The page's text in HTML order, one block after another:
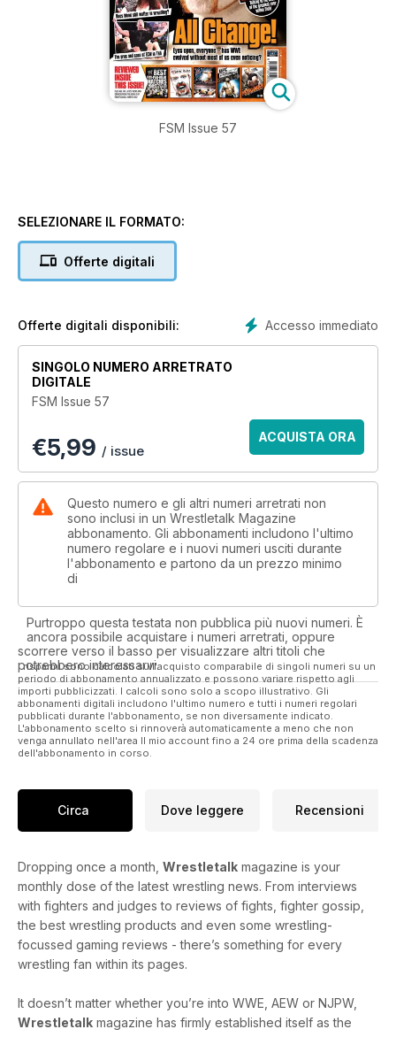
FSM Issue 57
SELEZIONARE IL FORMATO:
Offerte digitali
Accesso immediato
Offerte digitali disponibili:
SINGOLO NUMERO ARRETRATO
DIGITALE
FSM Issue 57
€5,99 / issue
ACQUISTA ORA
Questo numero e gli altri numeri arretrati non
sono inclusi in un Wrestletalk Magazine
abbonamento. Gli abbonamenti includono l'ultimo
numero regolare e i nuovi numeri usciti durante
l'abbonamento e partono da un prezzo minimo
di
Purtroppo questa testata non pubblica più nuovi numeri. È
ancora possibile acquistare i numeri arretrati, oppure
scorrere verso il basso per visualizzare altri titoli che
potrebbero interessarvi.
I risparmi sono calcolati sull'acquisto comparabile di singoli numeri su un
periodo di abbonamento annualizzato e possono variare rispetto agli
importi pubblicizzati. I calcoli sono solo a scopo illustrativo. Gli
abbonamenti digitali includono l'ultimo numero e tutti i numeri regolari
pubblicati durante l'abbonamento, se non diversamente indicato.
L'abbonamento scelto si rinnoverà automaticamente a meno che non
venga annullato nell'area Il mio account fino a 24 ore prima della scadenza
dell'abbonamento in corso.
Circa Dove leggere Recensioni
Dropping once a month, Wrestletalk magazine is your
monthly dose of the latest wrestling news. From interviews
with fighters and judges to reviews of fights, fighter gossip,
the best wrestling products and even some wrestling-
focussed gaming reviews - there’s something for every
wrestling fan within its pages.
It doesn’t matter whether you’re into WWE, AEW or NJPW,
Wrestletalk magazine has firmly established itself as the